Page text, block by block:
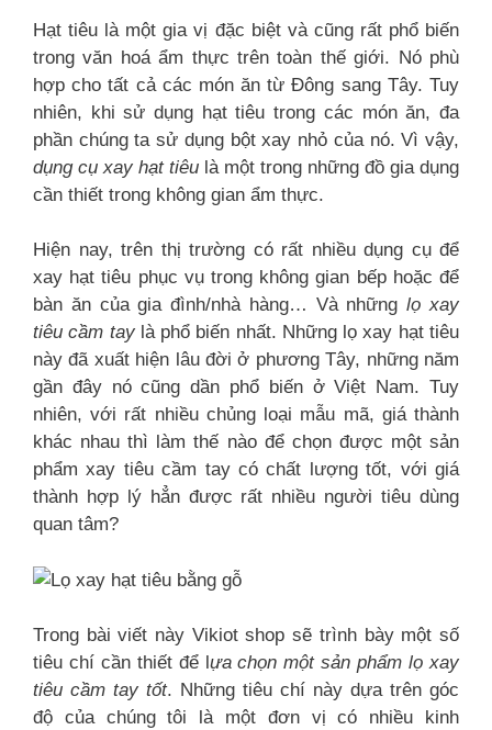
Hạt tiêu là một gia vị đặc biệt và cũng rất phổ biến
trong văn hoá ẩm thực trên toàn thế giới. Nó phù
hợp cho tất cả các món ăn từ Đông sang Tây. Tuy
nhiên, khi sử dụng hạt tiêu trong các món ăn, đa
phần chúng ta sử dụng bột xay nhỏ của nó. Vì vậy,
dụng cụ xay hạt tiêu là một trong những đồ gia dụng
cần thiết trong không gian ẩm thực.
Hiện nay, trên thị trường có rất nhiều dụng cụ để
xay hạt tiêu phục vụ trong không gian bếp hoặc để
bàn ăn của gia đình/nhà hàng… Và nhữnglọ xay
tiêu cầm taylà phổ biến nhất. Những lọ xay hạt tiêu
này đã xuất hiện lâu đời ở phương Tây, những năm
gần đây nó cũng dần phổ biến ở Việt Nam. Tuy
nhiên, với rất nhiều chủng loại mẫu mã, giá thành
khác nhau thì làm thế nào để chọn được một sản
phẩm xay tiêu cầm tay có chất lượng tốt, với giá
thành hợp lý hẳn được rất nhiều người tiêu dùng
quan tâm?
Trong bài viết này Vikiot shop sẽ trình bày một số
tiêu chí cần thiết để lựa chọn một sản phẩm lọ xay
tiêu cầm tay tốt. Những tiêu chí này dựa trên góc
độ của chúng tôi là một đơn vị có nhiều kinh